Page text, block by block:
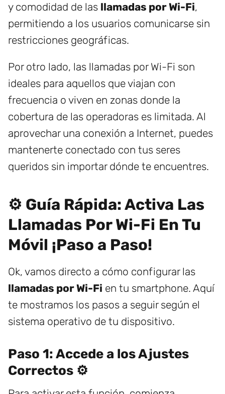
y comodidad de las llamadas por Wi-Fi,
permitiendo a los usuarios comunicarse sin
restricciones geográficas.
Por otro lado, las llamadas por Wi-Fi son
ideales para aquellos que viajan con
frecuencia o viven en zonas donde la
cobertura de las operadoras es limitada. Al
aprovechar una conexión a Internet, puedes
mantenerte conectado con tus seres
queridos sin importar dónde te encuentres.
⚙️ Guía Rápida: Activa Las
Llamadas Por Wi-Fi En Tu
Móvil ¡Paso a Paso!
Ok, vamos directo a cómo configurar las
llamadas por Wi-Fi en tu smartphone. Aquí
te mostramos los pasos a seguir según el
sistema operativo de tu dispositivo.
Paso 1: Accede a los Ajustes
Correctos ⚙️